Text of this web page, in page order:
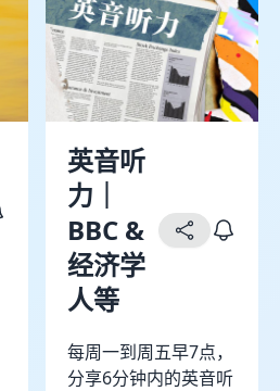
样的健康目标，或许
可以带上一些关于生
活方式的新认知去到
你想要的地方。 *二
哥* Healthcrew营养
师团创始人 美国密歇
根大学营养学硕士 华
为运动健康课程《会
吃，减肥就成功了一
半》主理人 *QT* 医
学博士 中国营养学会
首批注册营养师 个人
得到课程《营养科学
20讲》主理人
英音听
力｜
BBC &
经济学
人等
每周一到周五早7点，
分享6分钟内的英音听